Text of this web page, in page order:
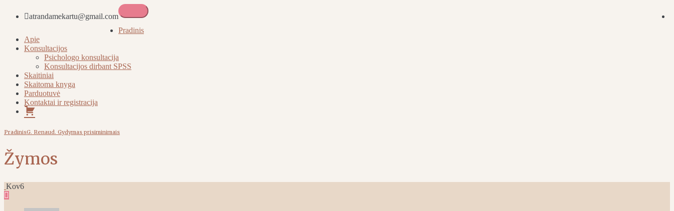
atrandamekartu@gmail.com
Atrandame kartu
Pradinis
Apie
Konsultacijos
Psichologo konsultacija
Konsultacijos dirbant SPSS
Skaitiniai
Skaitoma knyga
Parduotuvė
Kontaktai ir registracija
Pirkinių
krepšelis
PradinisG. Renaud. Gydymas prisiminimais
Žymos
Kov6